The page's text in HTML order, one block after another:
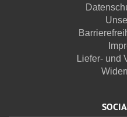
Liefer- und